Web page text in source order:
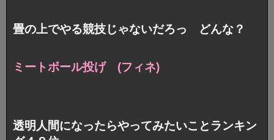
畳の上でやる競技じゃないだろっ どんな？
ミートボール投げ (フィネ)
透明人間になったらやってみたいことランキン